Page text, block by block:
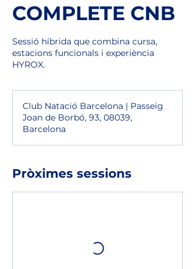
COMPLETE CNB
Sessió híbrida que combina cursa,
estacions funcionals i experiència
HYROX.
Club Natació Barcelona | Passeig
Joan de Borbó, 93, 08039,
Barcelona
Pròximes sessions